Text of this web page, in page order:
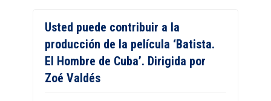
Usted puede contribuir a la
producción de la película ‘Batista.
El Hombre de Cuba’. Dirigida por
Zoé Valdés